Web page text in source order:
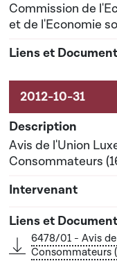
Commission de
et de l'Economie
Avis de l'Union
Consommateurs
6478/01 - Avis
Consommateurs